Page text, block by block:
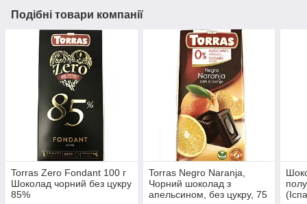
Подібні товари компанії
Torras Zero Fondant 100 г
Шоколад чорний без цукру
85%
Torras Negro Naranja,
Чорний шоколад з
апельсином, без цукру, 75